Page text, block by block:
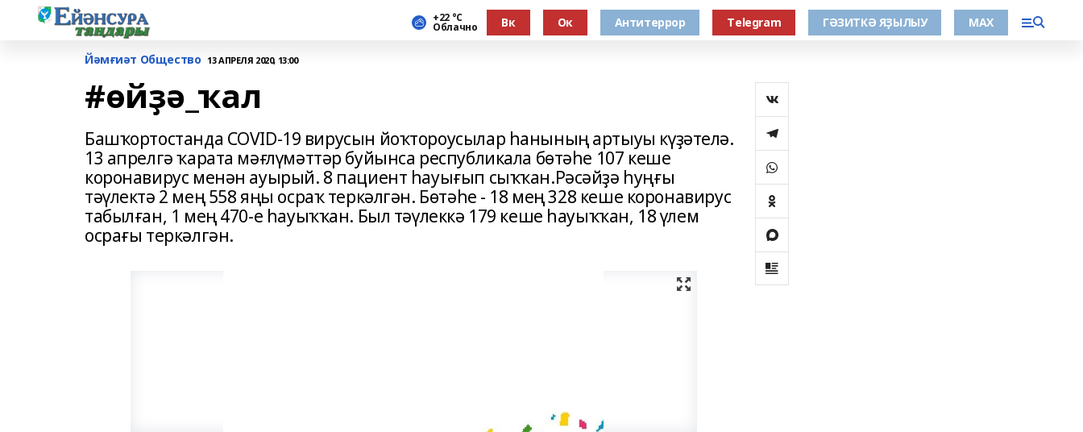
+22 °С
Облачно Вк Ок Антитеррор Тelegram ГӘЗИТКӘ ЯҘЫЛЫУ МАХ
Йәмғиәт Общество 13 АПРЕЛЯ 2020, 13:00
#өйҙә_ҡал
Башҡортостанда COVID-19 вирусын йоҡтороусылар һанының артыуы күҙәтелә.
13 апрелгә ҡарата мәғлүмәттәр буйынса республикала бөтәһе 107 кеше
коронавирус менән ауырый. 8 пациент һауығып сыҡҡан.Рәсәйҙә һуңғы
тәүлектә 2 мең 558 яңы осраҡ теркәлгән. Бөтәһе - 18 мең 328 кеше коронавирус
табылған, 1 мең 470-е һауыҡҡан. Был тәүлеккә 179 кеше һауыҡҡан, 18 үлем
осрағы теркәлгән.